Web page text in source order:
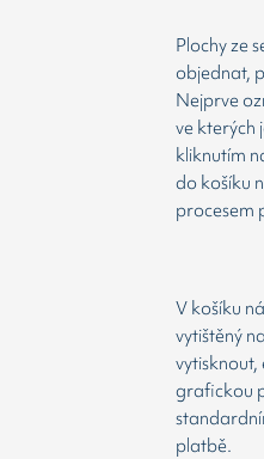
Plochy ze
objednat,
Nejprve
ve kterých
kliknutím
do košíku
procesem
V košíku
vytištěný
vytisknout,
grafickou
platbě.